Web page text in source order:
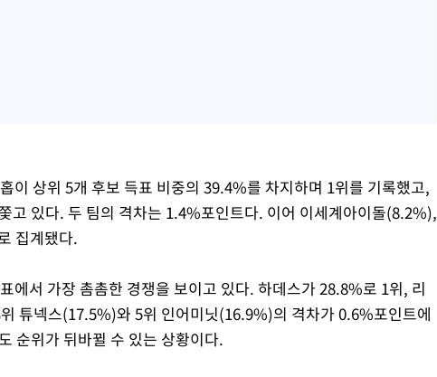
이 상위 5개 후보 득표 비중의 39.4%를 차지하며 1위를 기록했고,
고 있다. 두 팀의 격차는 1.4%포인트다. 이어 이세계아이돌(8.2%),
집계됐다.
에서 가장 촘촘한 경쟁을 보이고 있다. 하데스가 28.8%로 1위, 리
튜넥스(17.5%)와 5위 인어미닛(16.9%)의 격차가 0.6%포인트에
순위가 뒤바뀔 수 있는 상황이다.